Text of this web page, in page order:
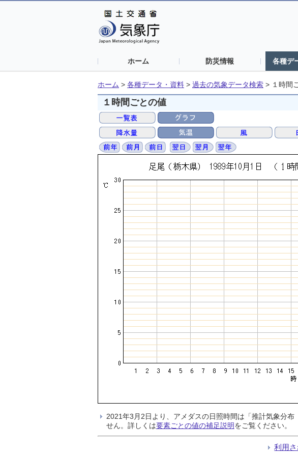
ホーム 防災情報 各種デ
ホーム > 各種データ・資料 > 過去の気象データ検索 > １時間
１時間ごとの値
2021年3月2日より、アメダスの日照時間は「推計気象分
せん。詳しくは要素ごとの値の補足説明をご覧ください。
利用